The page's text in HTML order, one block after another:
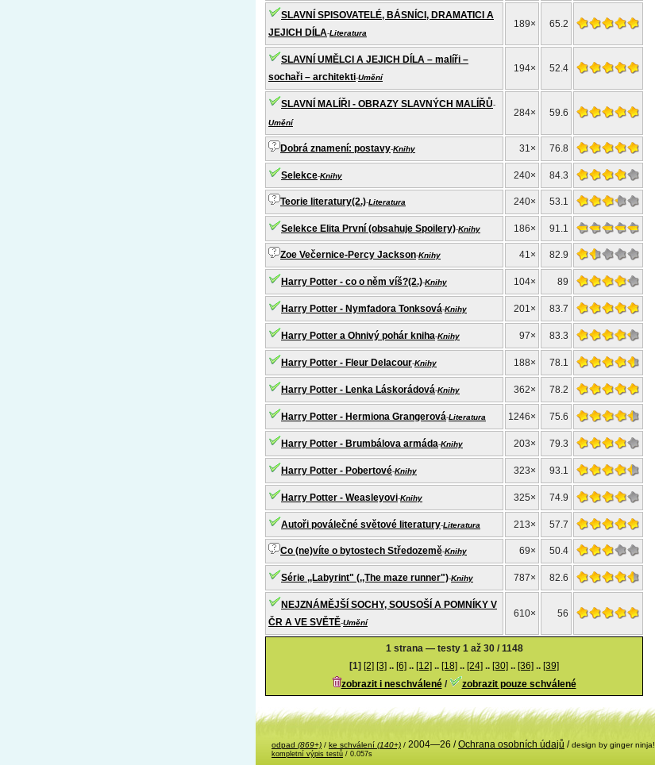
SLAVNÍ SPISOVATELÉ, BÁSNÍCI, DRAMATICI A
JEJICH DÍLA-Literatura
189× 65.2
SLAVNÍ UMĚLCI A JEJICH DÍLA – malíři –
sochaři – architekti-Umění
194× 52.4
SLAVNÍ MALÍŘI - OBRAZY SLAVNÝCH MALÍŘŮ-
Umění
284× 59.6
Dobrá znamení: postavy-Knihy 31× 76.8
Selekce-Knihy 240× 84.3
Teorie literatury(2.)-Literatura 240× 53.1
Selekce Elita První (obsahuje Spoilery)-Knihy 186× 91.1
Zoe Večernice-Percy Jackson-Knihy 41× 82.9
Harry Potter - co o něm víš?(2.)-Knihy 104× 89
Harry Potter - Nymfadora Tonksová-Knihy 201× 83.7
Harry Potter a Ohnivý pohár kniha-Knihy 97× 83.3
Harry Potter - Fleur Delacour-Knihy 188× 78.1
Harry Potter - Lenka Láskorádová-Knihy 362× 78.2
Harry Potter - Hermiona Grangerová-Literatura 1246× 75.6
Harry Potter - Brumbálova armáda-Knihy 203× 79.3
Harry Potter - Pobertové-Knihy 323× 93.1
Harry Potter - Weasleyovi-Knihy 325× 74.9
Autoři poválečné světové literatury-Literatura 213× 57.7
Co (ne)víte o bytostech Středozemě-Knihy 69× 50.4
Série ,,Labyrint" (,,The maze runner")-Knihy 787× 82.6
NEJZNÁMĚJŠÍ SOCHY, SOUSOŠÍ A POMNÍKY V
ČR A VE SVĚTĚ-Umění
610× 56
1 strana — testy 1 až 30 / 1148
[1] [2] [3] .. [6] .. [12] .. [18] .. [24] .. [30] .. [36] .. [39]
zobrazit i neschválené/ zobrazit pouze schválené
odpad (869+) / ke schválení (140+) / 2004—26 /Ochrana osobních údajů /design by ginger ninja!
kompletní výpis testů / 0.057s